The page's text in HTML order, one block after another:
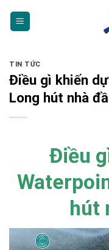
TIN TỨC
Điều gì khiến
Long hút nhà
Điều
hút